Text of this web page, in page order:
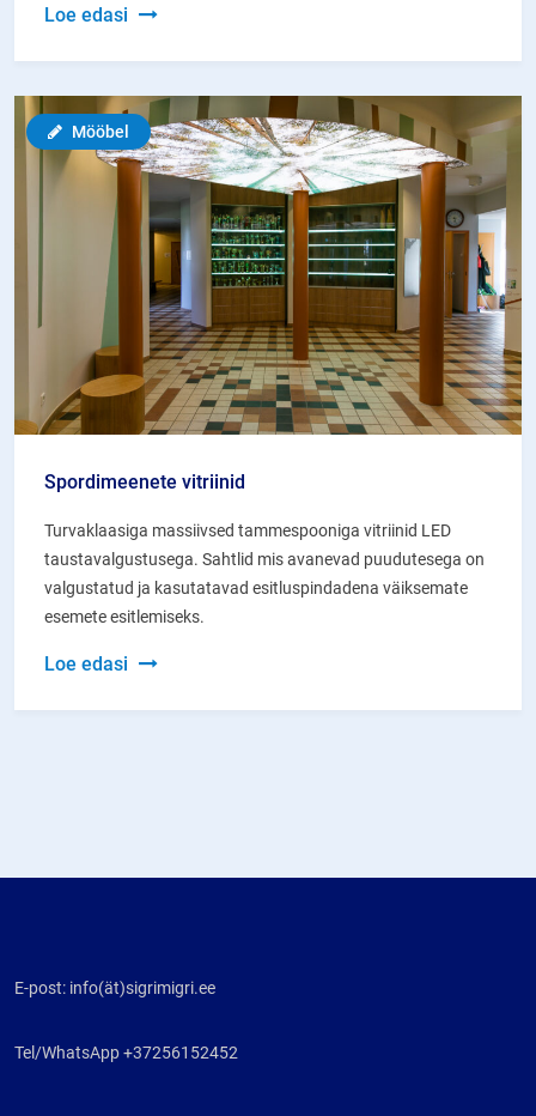
Loe edasi
Eesti
Mööbel
Spordimeenete vitriinid
Turvaklaasiga massiivsed tammespooniga vitriinid LED
taustavalgustusega. Sahtlid mis avanevad puudutesega on
valgustatud ja kasutatavad esitluspindadena väiksemate
esemete esitlemiseks.
Loe edasi
Spordimeenete
E-post: info(ät)sigrimigri.ee
Tel/WhatsApp +37256152452